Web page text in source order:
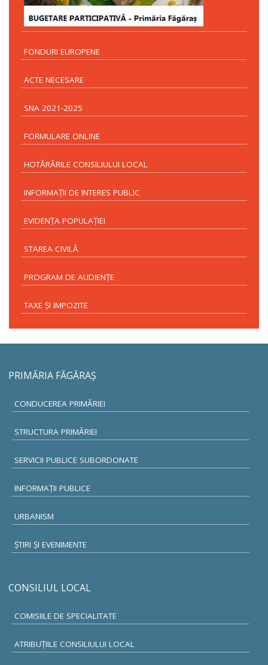
FONDURI EUROPENE
ACTE NECESARE
SNA 2021-2025
FORMULARE ONLINE
HOTĂRÂRILE CONSILIULUI LOCAL
INFORMAŢII DE INTERES PUBLIC
EVIDENŢA POPULAŢIEI
STAREA CIVILĂ
PROGRAM DE AUDIENŢE
TAXE ŞI IMPOZITE
PRIMĂRIA FĂGĂRAŞ
CONDUCEREA PRIMĂRIEI
STRUCTURA PRIMĂRIEI
SERVICII PUBLICE SUBORDONATE
INFORMAŢII PUBLICE
URBANISM
ŞTIRI ŞI EVENIMENTE
CONSILIUL LOCAL
COMISIILE DE SPECIALITATE
ATRIBUŢIILE CONSILIULUI LOCAL